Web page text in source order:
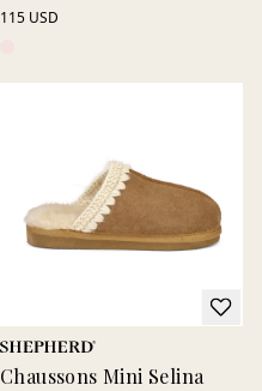
115 USD
Chaussons Mini Selina